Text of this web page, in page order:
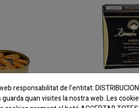
responsabilitat de l'entitat:
quan visites la nostra web. Les